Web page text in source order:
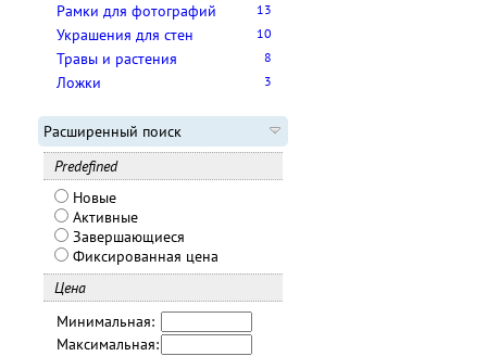
Рамки для фотографий 13
Украшения для стен 10
Травы и растения 8
Ложки 3
Расширенный поиск
Predefined
Новые
Активные
Завершающиеся
Фиксированная цена
Цена
Минимальная:
Максимальная: